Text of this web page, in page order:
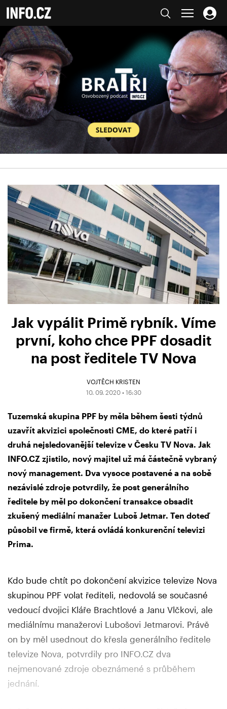
Jak vypálit Primě rybník. Víme
první, koho chce PPF dosadit
na post ředitele TV Nova
VOJTĚCH KRISTEN
10. 09. 2020 • 16:30
Tuzemská skupina PPF by měla během šesti týdnů
uzavřít akvizici společnosti CME, do které patří i
druhá nejsledovanější televize v Česku TV Nova. Jak
INFO.CZ zjistilo, nový majitel už má částečně vybraný
nový management. Dva vysoce postavené a na sobě
nezávislé zdroje potvrdily, že post generálního
ředitele by měl po dokončení transakce obsadit
zkušený mediální manažer Luboš Jetmar. Ten doteď
působil ve firmě, která ovládá konkurenční televizi
Prima.
Kdo bude chtít po dokončení akvizice televize Nova
skupinou PPF volat řediteli, nedovolá se současné
vedoucí dvojici Kláře Brachtlové a Janu Vlčkovi, ale
mediálnímu manažerovi Lubošovi Jetmarovi. Právě
on by měl usednout do křesla generálního ředitele
televize Nova, potvrdily pro INFO.CZ dva
nejmenované zdroje obeznámené s průběhem
jednání.